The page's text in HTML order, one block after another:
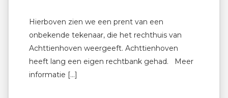
Hierboven zien we een prent van een
onbekende tekenaar, die het rechthuis van
Achttienhoven weergeeft. Achttienhoven
heeft lang een eigen rechtbank gehad. Meer
informatie […]